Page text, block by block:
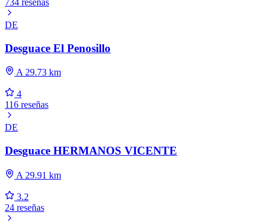
734 reseñas
DE
Desguace El Penosillo
A 29.73 km
4
116 reseñas
DE
Desguace HERMANOS VICENTE
A 29.91 km
3.2
24 reseñas